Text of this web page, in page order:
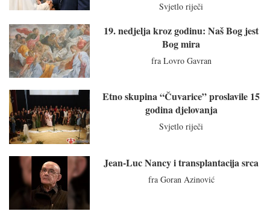
Svjetlo riječi
19. nedjelja kroz godinu: Naš Bog jest
Bog mira
fra Lovro Gavran
Etno skupina “Čuvarice” proslavile 15
godina djelovanja
Svjetlo riječi
Jean-Luc Nancy i transplantacija srca
fra Goran Azinović